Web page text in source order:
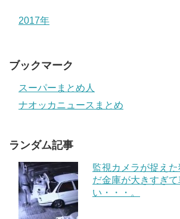
2017年
ブックマーク
スーパーまとめ人
ナオッカニュースまとめ
ランダム記事
監視カメラが捉え
だ金庫が大きすぎ
い・・・。